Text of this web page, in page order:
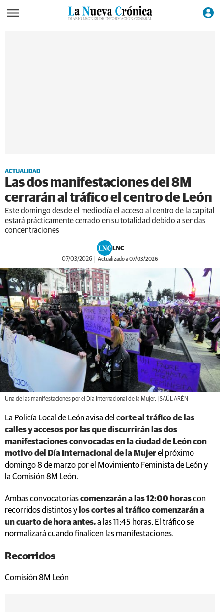
ACTUALIDAD
Las dos manifestaciones del 8M
cerrarán al tráfico el centro de León
Este domingo desde el mediodía el acceso al centro de la capital
estará prácticamente cerrado en su totalidad debido a sendas
concentraciones
LNC
07/03/2026 Actualizado a 07/03/2026
Una de las manifestaciones por el Día Internacional de la Mujer. | SAÚL ARÉN
La Policía Local de León avisa del corte al tráfico de las
calles y accesos por las que discurrirán las dos
manifestaciones convocadas en la ciudad de León con
motivo del Día Internacional de la Mujerel próximo
domingo 8 de marzo por el Movimiento Feminista de León y
la Comisión 8M León.
Ambas convocatoriascomenzarán a las 12:00 horascon
recorridos distintos y los cortes al tráfico comenzarán a
un cuarto de hora antes,a las 11:45 horas. El tráfico se
normalizará cuando finalicen las manifestaciones.
Recorridos
Comisión 8M León